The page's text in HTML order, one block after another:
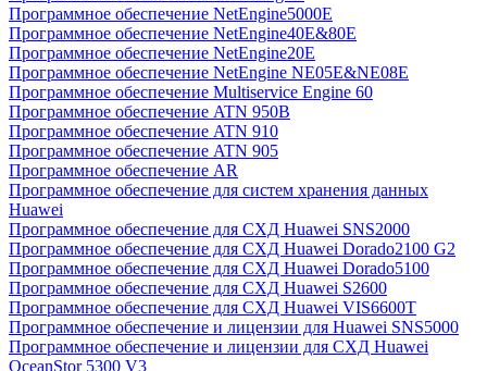
Программное обеспечение NetEngine5000E
Программное обеспечение NetEngine40E&80E
Программное обеспечение NetEngine20E
Программное обеспечение NetEngine NE05E&NE08E
Программное обеспечение Multiservice Engine 60
Программное обеспечение ATN 950B
Программное обеспечение ATN 910
Программное обеспечение ATN 905
Программное обеспечение AR
Программное обеспечение для систем хранения данных
Huawei
Программное обеспечение для СХД Huawei SNS2000
Программное обеспечение для СХД Huawei Dorado2100 G2
Программное обеспечение для СХД Huawei Dorado5100
Программное обеспечение для СХД Huawei S2600
Программное обеспечение для СХД Huawei VIS6600T
Программное обеспечение и лицензии для Huawei SNS5000
Программное обеспечение и лицензии для СХД Huawei
OceanStor 5300 V3